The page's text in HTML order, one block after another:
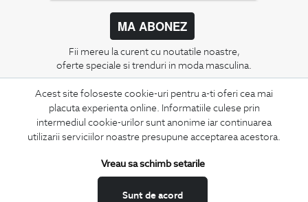
Acest site foloseste cookie-uri pentru a-ti oferi cea mai
placuta experienta online. Informatiile culese prin
intermediul cookie-urilor sunt anonime iar continuarea
utilizarii serviciilor noastre presupune acceptarea acestora.
Sunt de acord
Vreau sa schimb setarile
MA ABONEZ
Fii mereu la curent cu noutatile noastre,
oferte speciale si trenduri in moda masculina.
CONCIERGE
Termeni si conditii
Schimburi si retur
ANPC